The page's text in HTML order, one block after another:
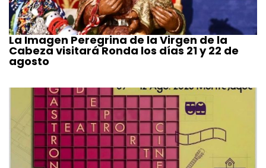
La Imagen Peregrina de la Virgen de la
Cabeza visitará Ronda los días 21 y 22 de
agosto